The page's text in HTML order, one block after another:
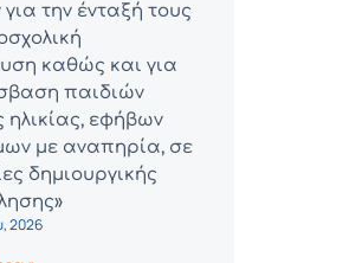
την ένταξή τους
καθώς και για
παιδιών
ηλικίας, εφήβων
με αναπηρία, σε
δημιουργικής
2026